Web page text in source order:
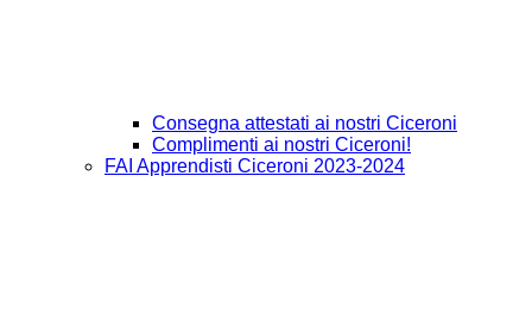
Consegna attestati ai nostri Ciceroni
Complimenti ai nostri Ciceroni!
FAI Apprendisti Ciceroni 2023-2024